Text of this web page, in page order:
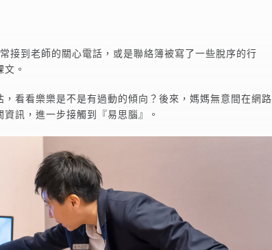
接到老師的關心電話，或是聯絡簿被寫了一些脫序的行
。
看看樂樂是不是有過動的傾向？後來，媽媽無意間在網路
訊，進一步接觸到『易思腦』。